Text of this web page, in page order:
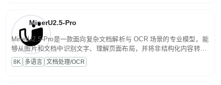
MinerU2.5-Pro
MinerU2.5-Pro是一款面向复杂文档解析与 OCR 场景的专业模型，能
够从图片和文档中识别文字、理解页面布局，并将非结构化内容转换
为便于存储、检索和二次处理的结构化结果。
8K 多语言 文档处理/OCR